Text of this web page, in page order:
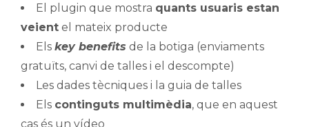
El plugin que mostra quants usuaris estan
veient el mateix producte
Els key benefits de la botiga (enviaments
gratuïts, canvi de talles i el descompte)
Les dades tècniques i la guia de talles
Els continguts multimèdia, que en aquest
cas és un vídeo